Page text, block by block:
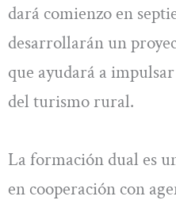
dará comienzo en
desarrollarán un
que ayudará a
del turismo rural.
La formación dual es
en cooperación con